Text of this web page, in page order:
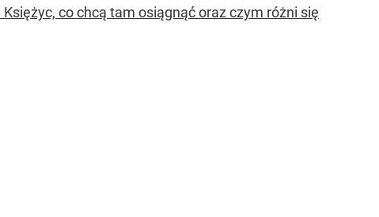
co chcą tam osiągnąć oraz czym różni się